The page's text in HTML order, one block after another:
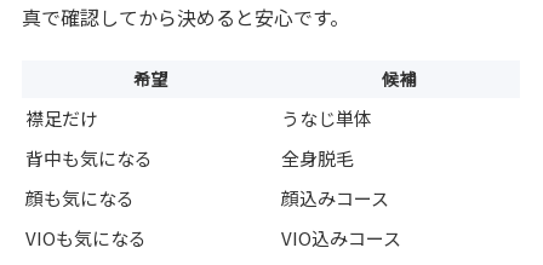
真で確認してから決めると安心です。
希望 候補
襟足だけ
うなじ単体
背中も気になる
全身脱毛
顔も気になる
顔込みコース
VIOも気になる
VIO込みコース